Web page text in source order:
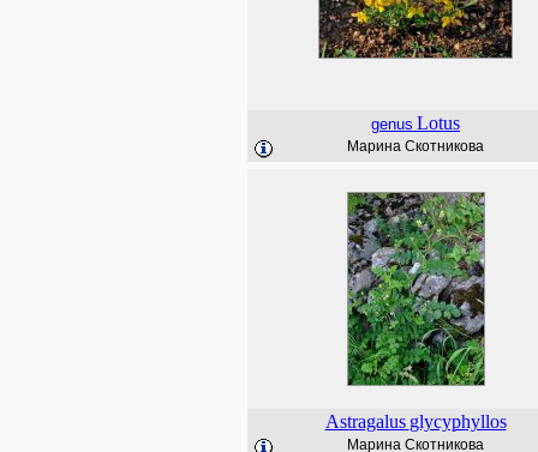
genus Lotus
Марина Скотникова
Astragalus glycyphyllos
Марина Скотникова